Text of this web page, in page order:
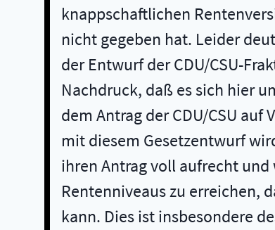
knappschaftlichen
nicht gegeben hat. Leider
der Entwurf der CDU/CSU-
Nachdruck, daß es sich hier
dem Antrag der CDU/CSU
mit diesem Gesetzentwurf
ihren Antrag voll aufrecht
Rentenniveaus zu erreichen,
kann. Dies ist insbesondere